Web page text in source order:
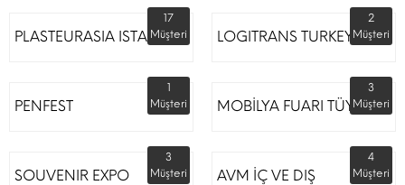
PLASTEURASIA ISTANBUL
17
Müşteri
LOGITRANS TURKEY
2
Müşteri
PENFEST
1
Müşteri
MOBİLYA FUARI TÜYAP
3
Müşteri
SOUVENIR EXPO
3
Müşteri
AVM İÇ VE DIŞ
4
Müşteri